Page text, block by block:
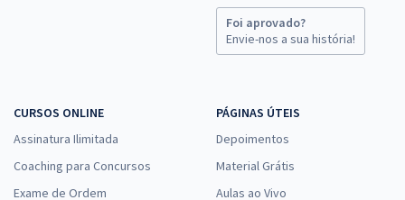
Foi aprovado?
Envie-nos a sua história!
CURSOS ONLINE
Assinatura Ilimitada
Coaching para Concursos
Exame de Ordem
PÁGINAS ÚTEIS
Depoimentos
Material Grátis
Aulas ao Vivo